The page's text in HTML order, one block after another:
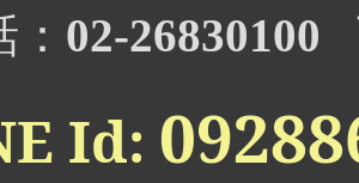
02-26830100
Id: